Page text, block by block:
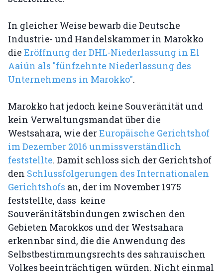
In gleicher Weise bewarb die Deutsche
Industrie- und Handelskammer in Marokko
die Eröffnung der DHL-Niederlassung in El
Aaiún als "fünfzehnte Niederlassung des
Unternehmens in Marokko".
Marokko hat jedoch keine Souveränität und
kein Verwaltungsmandat über die
Westsahara, wie derEuropäische Gerichtshof
im Dezember 2016 unmissverständlich
feststellte. Damit schloss sich der Gerichtshof
den Schlussfolgerungen des Internationalen
Gerichtshofs an, der im November 1975
feststellte, dass keine
Souveränitätsbindungen zwischen den
Gebieten Marokkos und der Westsahara
erkennbar sind, die die Anwendung des
Selbstbestimmungsrechts des sahrauischen
Volkes beeinträchtigen würden. Nicht einmal